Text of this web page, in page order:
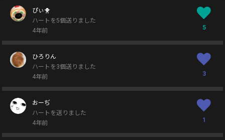
ぴぃ🐥
ハートを5個送りました
4年前
5
ひろりん
ハートを3個送りました
4年前
3
おーぢ
ハートを送りました
4年前
1